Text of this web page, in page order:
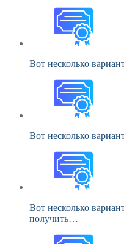
Вот несколько
Вот несколько
Вот несколько
получить…